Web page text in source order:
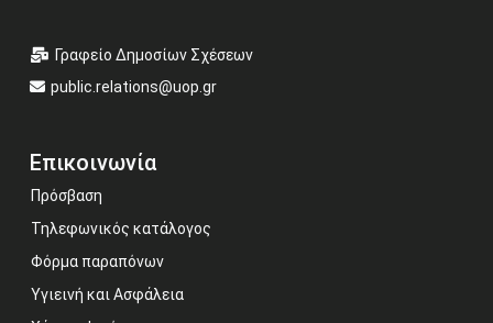
Γραφείο Δημοσίων Σχέσεων
public.relations@uop.gr
Επικοινωνία
Πρόσβαση
Τηλεφωνικός κατάλογος
Φόρμα παραπόνων
Υγιεινή και Ασφάλεια